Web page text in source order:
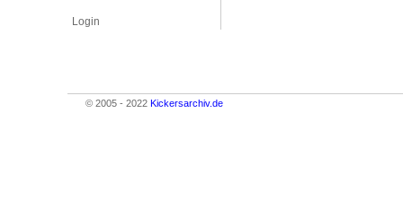
Login
© 2005 - 2022 Kickersarchiv.de